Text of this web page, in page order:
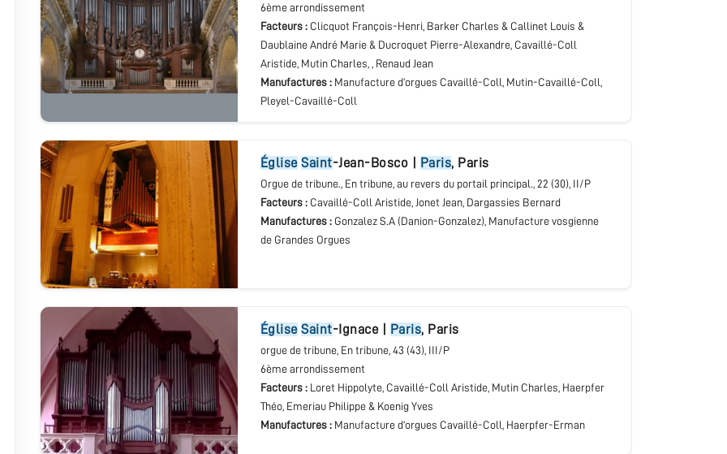
6ème arrondissement
Facteurs : Clicquot François-Henri, Barker Charles & Callinet Louis &
Daublaine André Marie & Ducroquet Pierre-Alexandre, Cavaillé-Coll
Aristide, Mutin Charles, , Renaud Jean
Manufactures : Manufacture d’orgues Cavaillé-Coll, Mutin-Cavaillé-Coll,
Pleyel-Cavaillé-Coll
église Saint-Jean-Bosco Paris, Paris
Orgue de tribune., En tribune, au revers du portail principal., 22 (30), II/P
Facteurs : Cavaillé-Coll Aristide, Jonet Jean, Dargassies Bernard
Manufactures : Gonzalez S.A (Danion-Gonzalez), Manufacture vosgienne
de Grandes Orgues
église Saint-Ignace| Paris, Paris
orgue de tribune, En tribune, 43 (43), III/P
6ème arrondissement
Facteurs : Loret Hippolyte, Cavaillé-Coll Aristide, Mutin Charles, Haerpfer
Théo, Emeriau Philippe & Koenig Yves
Manufactures : Manufacture d’orgues Cavaillé-Coll, Haerpfer-Erman